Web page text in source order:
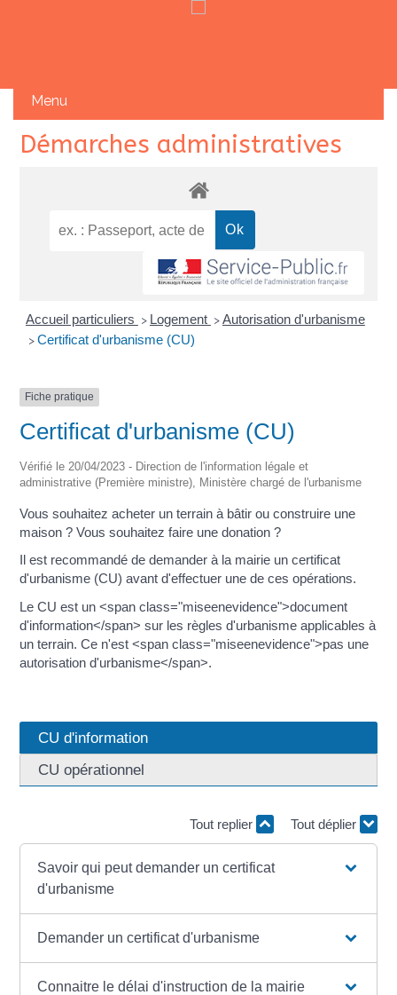
SkipDémarches administratives
Accueil particuliers > Logement > Autorisation d'urbanisme
> Certificat d'urbanisme (CU)
Fiche pratique
Certificat d'urbanisme (CU)
Vérifié le 20/04/2023 - Direction de l'information légale et
administrative (Première ministre), Ministère chargé de l'urbanisme
Vous souhaitez acheter un terrain à bâtir ou construire une
maison ? Vous souhaitez faire une donation ?
Il est recommandé de demander à la mairie un certificat
d'urbanisme (CU) avant d'effectuer une de ces opérations.
Le CU est un <span class="miseenevidence">document
d'information</span> sur les règles d'urbanisme applicables à
un terrain. Ce n'est <span class="miseenevidence">pas une
autorisation d'urbanisme</span>.
CU d'information
CU opérationnel
Tout replier Tout déplier
Savoir qui peut demander un certificat
d'urbanisme
Demander un certificat d'urbanisme
Connaitre le délai d'instruction de la mairie